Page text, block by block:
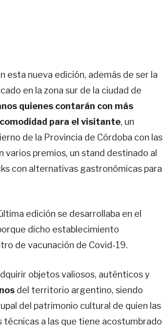
esta nueva edición, además de ser la
en la zona sur de la ciudad de
quienes contarán con más
para el visitante, un
de la Provincia de Córdoba con las
varios premios, un stand destinado al
con alternativas gastronómicas para
edición se desarrollaba en el
dicho establecimiento
de vacunación de Covid-19.
objetos valiosos, auténticos y
del territorio argentino, siendo
del patrimonio cultural de quien las
técnicas a las que tiene acostumbrado